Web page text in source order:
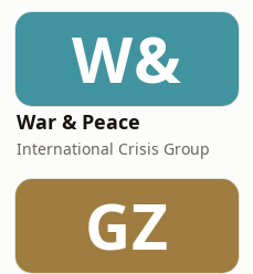
W&
War & Peace
International Crisis Group
GZ